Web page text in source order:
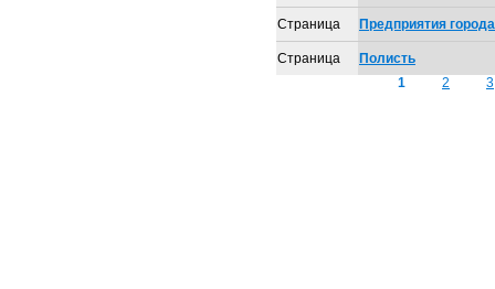
Страница Предприятия города
Страница
Полисть
1
2 3